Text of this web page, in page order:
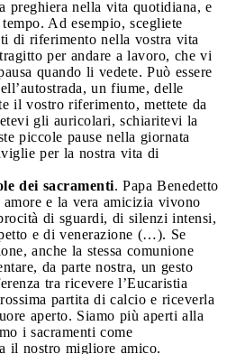
preghiera nella vita quotidiana, e
Ad esempio, scegliete
di riferimento nella vostra vita
per andare a lavoro, che vi
quando li vedete. Può essere
un fiume, delle
il vostro riferimento, mettete da
gli auricolari, schiaritevi la
piccole pause nella giornata
per la nostra vita di
dei sacramenti. Papa Benedetto
e la vera amicizia vivono
di sguardi, di silenzi intensi,
e di venerazione (…). Se
anche la stessa comunione
da parte nostra, un gesto
tra ricevere l’Eucaristia
partita di calcio e riceverla
aperto. Siamo più aperti alla
i sacramenti come
il nostro migliore amico.